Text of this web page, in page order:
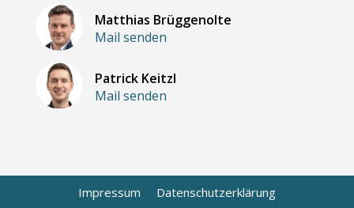
Matthias Brüggenolte
Mail senden
Patrick Keitzl
Mail senden
Impressum Datenschutzerklärung